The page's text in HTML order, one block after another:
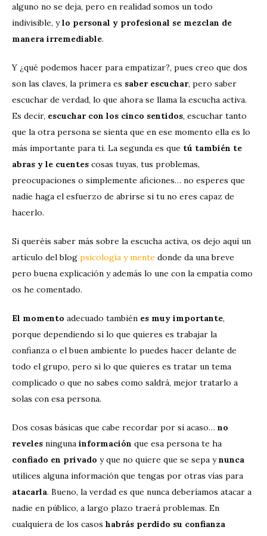
alguno no se deja, pero en realidad somos un todo
indivisible, ylo personal y profesional se mezclan de
manera irremediable.
Y ¿qué podemos hacer para empatizar?, pues creo que dos
son las claves, la primera es saber escuchar, pero saber
escuchar de verdad, lo que ahora se llama la escucha activa.
Es decir, escuchar con los cinco sentidos, escuchar tanto
que la otra persona se sienta que en ese momento ella es lo
más importante para ti. La segunda es que tú también te
abras y le cuentes cosas tuyas, tus problemas,
preocupaciones o simplemente aficiones… no esperes que
nadie haga el esfuerzo de abrirse si tu no eres capaz de
hacerlo.
Si queréis saber más sobre la escucha activa, os dejo aquí un
artículo del blog psicología y mente donde da una breve
pero buena explicación y además lo une con la empatía como
os he comentado.
El momento adecuado también es muy importante,
porque dependiendo si lo que quieres es trabajar la
confianza o el buen ambiente lo puedes hacer delante de
todo el grupo, pero si lo que quieres es tratar un tema
complicado o que no sabes como saldrá, mejor tratarlo a
solas con esa persona.
Dos cosas básicas que cabe recordar por si acaso… no
reveles ninguna información que esa persona te ha
confiado en privado y que no quiere que se sepa ynunca
utilices alguna información que tengas por otras vías para
atacarla. Bueno, la verdad es que nunca deberíamos atacar a
nadie en público, a largo plazo traerá problemas. En
cualquiera de los casos habrás perdido su confianza